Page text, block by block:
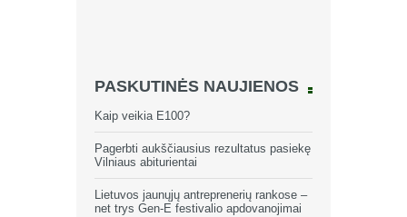
PASKUTINĖS NAUJIENOS
Kaip veikia E100?
Pagerbti aukščiausius rezultatus pasiekę
Vilniaus abiturientai
Lietuvos jaunųjų antreprenerių rankose –
net trys Gen-E festivalio apdovanojimai